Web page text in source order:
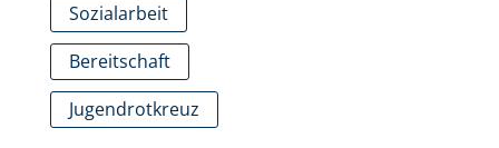
Sozialarbeit
Bereitschaft
Jugendrotkreuz